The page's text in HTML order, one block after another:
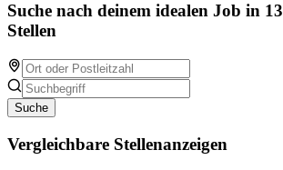
Suche nach deinem idealen Job in
Stellen
Suche
Vergleichbare Stellenanzeigen